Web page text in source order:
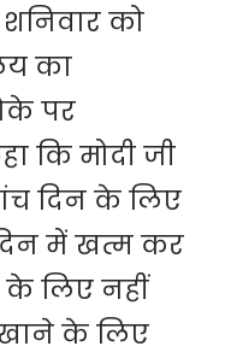
को
का
पर
कि मोदी जी
दिन के लिए
में खत्म कर
के लिए नहीं
के लिए